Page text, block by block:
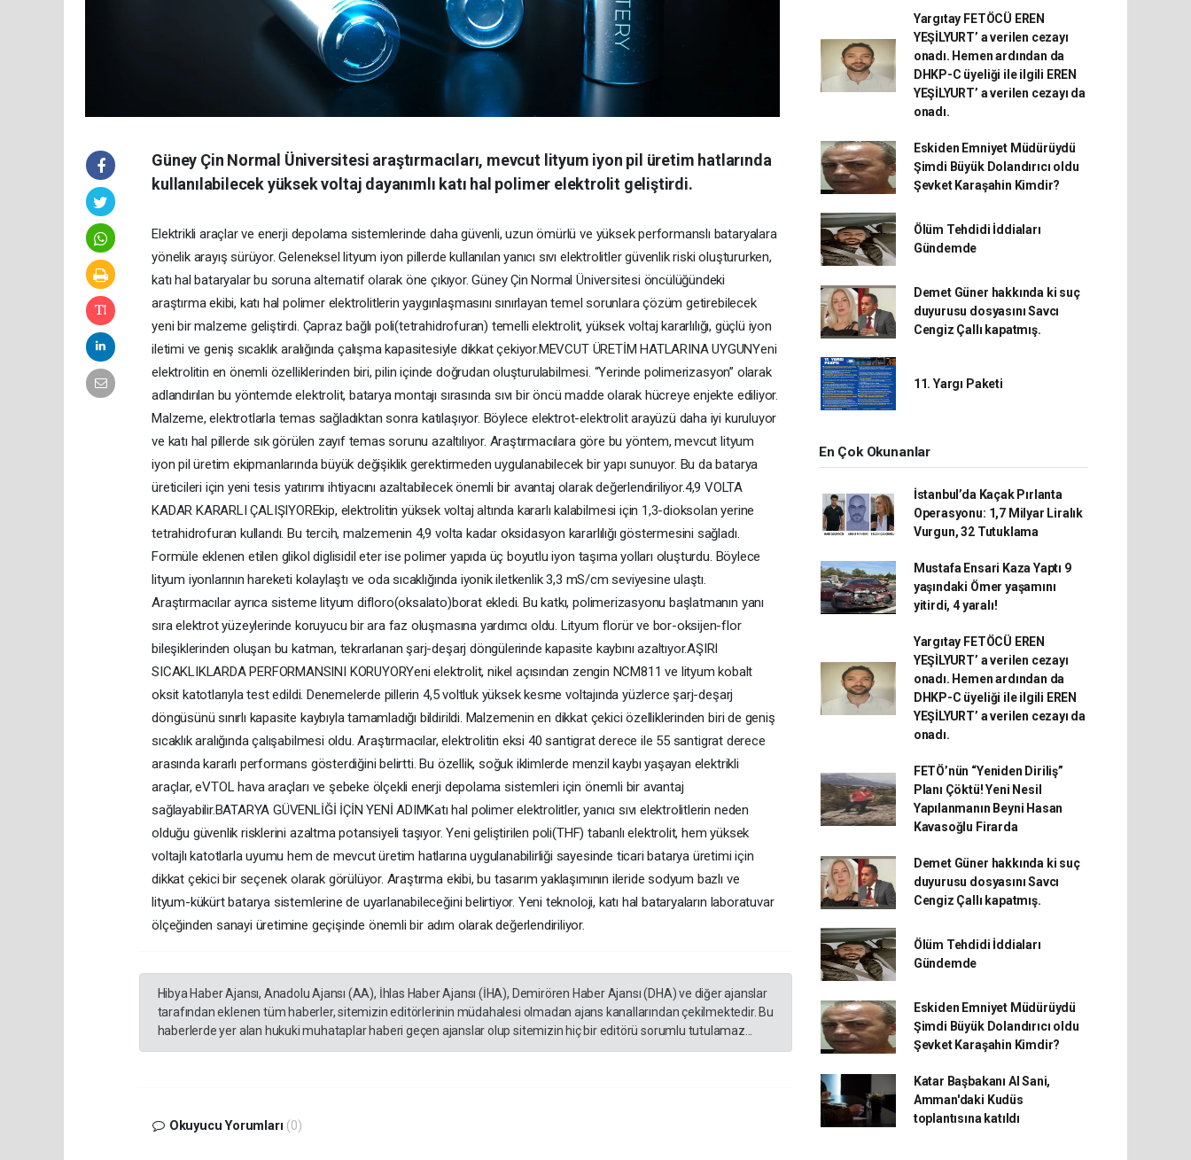
Güney Çin Normal Üniversitesi araştırmacıları, mevcut lityum iyon pil üretim hatlarında
kullanılabilecek yüksek voltaj dayanımlı katı hal polimer elektrolit geliştirdi.
Elektrikli araçlar ve enerji depolama sistemlerinde daha güvenli, uzun ömürlü ve yüksek performanslı bataryalara
yönelik arayış sürüyor. Geleneksel lityum iyon pillerde kullanılan yanıcı sıvı elektrolitler güvenlik riski oluştururken,
katı hal bataryalar bu soruna alternatif olarak öne çıkıyor. Güney Çin Normal Üniversitesi öncülüğündeki
araştırma ekibi, katı hal polimer elektrolitlerin yaygınlaşmasını sınırlayan temel sorunlara çözüm getirebilecek
yeni bir malzeme geliştirdi. Çapraz bağlı poli(tetrahidrofuran) temelli elektrolit, yüksek voltaj kararlılığı, güçlü iyon
iletimi ve geniş sıcaklık aralığında çalışma kapasitesiyle dikkat çekiyor.MEVCUT ÜRETİM HATLARINA UYGUNYeni
elektrolitin en önemli özelliklerinden biri, pilin içinde doğrudan oluşturulabilmesi. “Yerinde polimerizasyon” olarak
adlandırılan bu yöntemde elektrolit, batarya montajı sırasında sıvı bir öncü madde olarak hücreye enjekte ediliyor.
Malzeme, elektrotlarla temas sağladıktan sonra katılaşıyor. Böylece elektrot-elektrolit arayüzü daha iyi kuruluyor
ve katı hal pillerde sık görülen zayıf temas sorunu azaltılıyor. Araştırmacılara göre bu yöntem, mevcut lityum
iyon pil üretim ekipmanlarında büyük değişiklik gerektirmeden uygulanabilecek bir yapı sunuyor. Bu da batarya
üreticileri için yeni tesis yatırımı ihtiyacını azaltabilecek önemli bir avantaj olarak değerlendiriliyor.4,9 VOLTA
KADAR KARARLI ÇALIŞIYOREkip, elektrolitin yüksek voltaj altında kararlı kalabilmesi için 1,3-dioksolan yerine
tetrahidrofuran kullandı. Bu tercih, malzemenin 4,9 volta kadar oksidasyon kararlılığı göstermesini sağladı.
Formüle eklenen etilen glikol diglisidil eter ise polimer yapıda üç boyutlu iyon taşıma yolları oluşturdu. Böylece
lityum iyonlarının hareketi kolaylaştı ve oda sıcaklığında iyonik iletkenlik 3,3 mS/cm seviyesine ulaştı.
Araştırmacılar ayrıca sisteme lityum difloro(oksalato)borat ekledi. Bu katkı, polimerizasyonu başlatmanın yanı
sıra elektrot yüzeylerinde koruyucu bir ara faz oluşmasına yardımcı oldu. Lityum florür ve bor-oksijen-flor
bileşiklerinden oluşan bu katman, tekrarlanan şarj-deşarj döngülerinde kapasite kaybını azaltıyor.AŞIRI
SICAKLIKLARDA PERFORMANSINI KORUYORYeni elektrolit, nikel açısından zengin NCM811 ve lityum kobalt
oksit katotlarıyla test edildi. Denemelerde pillerin 4,5 voltluk yüksek kesme voltajında yüzlerce şarj-deşarj
döngüsünü sınırlı kapasite kaybıyla tamamladığı bildirildi. Malzemenin en dikkat çekici özelliklerinden biri de geniş
sıcaklık aralığında çalışabilmesi oldu. Araştırmacılar, elektrolitin eksi 40 santigrat derece ile 55 santigrat derece
arasında kararlı performans gösterdiğini belirtti. Bu özellik, soğuk iklimlerde menzil kaybı yaşayan elektrikli
araçlar, eVTOL hava araçları ve şebeke ölçekli enerji depolama sistemleri için önemli bir avantaj
sağlayabilir.BATARYA GÜVENLİĞİ İÇİN YENİ ADIMKatı hal polimer elektrolitler, yanıcı sıvı elektrolitlerin neden
olduğu güvenlik risklerini azaltma potansiyeli taşıyor. Yeni geliştirilen poli(THF) tabanlı elektrolit, hem yüksek
voltajlı katotlarla uyumu hem de mevcut üretim hatlarına uygulanabilirliği sayesinde ticari batarya üretimi için
dikkat çekici bir seçenek olarak görülüyor. Araştırma ekibi, bu tasarım yaklaşımının ileride sodyum bazlı ve
lityum-kükürt batarya sistemlerine de uyarlanabileceğini belirtiyor. Yeni teknoloji, katı hal bataryaların laboratuvar
ölçeğinden sanayi üretimine geçişinde önemli bir adım olarak değerlendiriliyor.
Hibya Haber Ajansı, Anadolu Ajansı (AA), İhlas Haber Ajansı (İHA), Demirören Haber Ajansı (DHA) ve diğer ajanslar
tarafından eklenen tüm haberler, sitemizin editörlerinin müdahalesi olmadan ajans kanallarından çekilmektedir. Bu
haberlerde yer alan hukuki muhataplar haberi geçen ajanslar olup sitemizin hiç bir editörü sorumlu tutulamaz...
Okuyucu Yorumları (0)
Yargıtay FETÖCÜ EREN
YEŞİLYURT’ a verilen cezayı
onadı. Hemen ardından da
DHKP-C üyeliği ile ilgili EREN
YEŞİLYURT’ a verilen cezayı da
onadı.
Eskiden Emniyet Müdürüydü
Şimdi Büyük Dolandırıcı oldu
Şevket Karaşahin Kimdir?
Ölüm Tehdidi İddiaları
Gündemde
Demet Güner hakkında ki suç
duyurusu dosyasını Savcı
Cengiz Çallı kapatmış.
11. Yargı Paketi
En Çok Okunanlar
İstanbul’da Kaçak Pırlanta
Operasyonu: 1,7 Milyar Liralık
Vurgun, 32 Tutuklama
Mustafa Ensari Kaza Yaptı 9
yaşındaki Ömer yaşamını
yitirdi, 4 yaralı!
Yargıtay FETÖCÜ EREN
YEŞİLYURT’ a verilen cezayı
onadı. Hemen ardından da
DHKP-C üyeliği ile ilgili EREN
YEŞİLYURT’ a verilen cezayı da
onadı.
FETÖ’nün “Yeniden Diriliş”
Planı Çöktü! Yeni Nesil
Yapılanmanın Beyni Hasan
Kavasoğlu Firarda
Demet Güner hakkında ki suç
duyurusu dosyasını Savcı
Cengiz Çallı kapatmış.
Ölüm Tehdidi İddiaları
Gündemde
Eskiden Emniyet Müdürüydü
Şimdi Büyük Dolandırıcı oldu
Şevket Karaşahin Kimdir?
Katar Başbakanı Al Sani,
Amman'daki Kudüs
toplantısına katıldı